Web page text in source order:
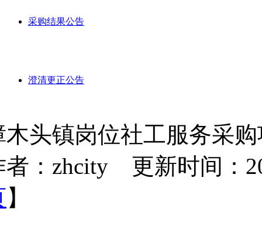
采购结果公告
澄清更正公告
木头镇岗位社工服务采
者：zhcity 更新时间：
】